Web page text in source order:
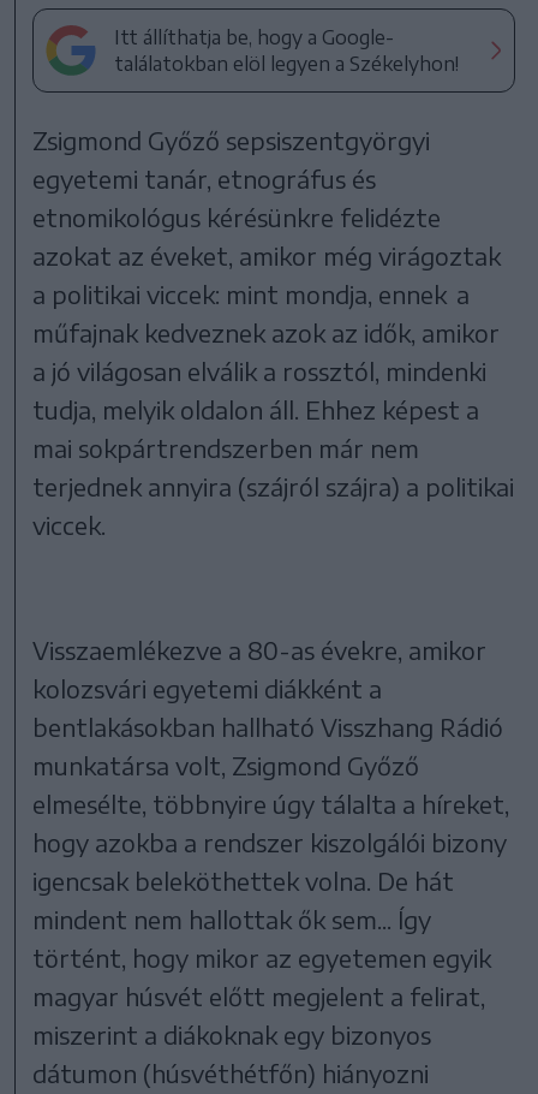
Itt állíthatja be, hogy a Google-
találatokban elöl legyen a Székelyhon!
Zsigmond Győző sepsiszentgyörgyi
egyetemi tanár, etnográfus és
etnomikológus kérésünkre felidézte
azokat az éveket, amikor még virágoztak
a politikai viccek: mint mondja, ennek a
műfajnak kedveznek azok az idők, amikor
a jó világosan elválik a rossztól, mindenki
tudja, melyik oldalon áll. Ehhez képest a
mai sokpártrendszerben már nem
terjednek annyira (szájról szájra) a politikai
viccek.
Visszaemlékezve a 80-as évekre, amikor
kolozsvári egyetemi diákként a
bentlakásokban hallható Visszhang Rádió
munkatársa volt, Zsigmond Győző
elmesélte, többnyire úgy tálalta a híreket,
hogy azokba a rendszer kiszolgálói bizony
igencsak beleköthettek volna. De hát
mindent nem hallottak ők sem... Így
történt, hogy mikor az egyetemen egyik
magyar húsvét előtt megjelent a felirat,
miszerint a diákoknak egy bizonyos
dátumon (húsvéthétfőn) hiányozni